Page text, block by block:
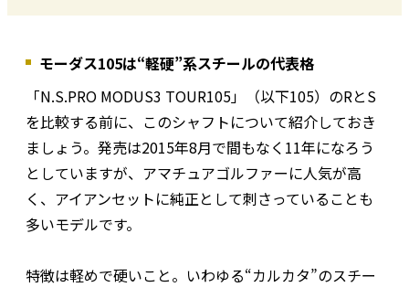
モーダス105は“軽硬”系スチールの代表格
「N.S.PRO MODUS3 TOUR105」（以下105）のRとS
を比較する前に、このシャフトについて紹介しておき
ましょう。発売は2015年8月で間もなく11年になろう
としていますが、アマチュアゴルファーに人気が高
く、アイアンセットに純正として刺さっていることも
多いモデルです。
特徴は軽めで硬いこと。いわゆる“カルカタ”のスチー